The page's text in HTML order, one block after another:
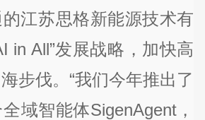
苏思格新能源技术有
in All”发展战略，加快高
步伐。“我们今年推出了
域智能体SigenAgent，